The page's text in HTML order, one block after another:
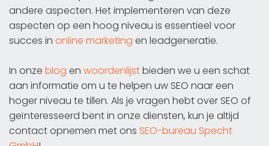
andere aspecten. Het implementeren van deze
aspecten op een hoog niveau is essentieel voor
succes in online marketing en leadgeneratie.
In onze blog en woordenlijstbieden we u een schat
aan informatie om u te helpen uw SEO naar een
hoger niveau te tillen. Als je vragen hebt over SEO of
geïnteresseerd bent in onze diensten, kun je altijd
contact opnemen met ons SEO-bureau Specht